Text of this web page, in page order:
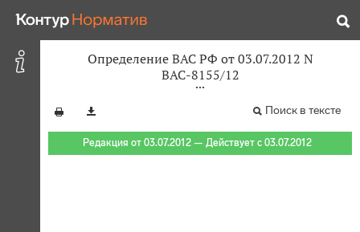
Определение ВАС РФ от 03.07.2012 N
ВАС-8155/12
Поиск в тексте
Редакция от 03.07.2012 — Действует с 03.07.2012